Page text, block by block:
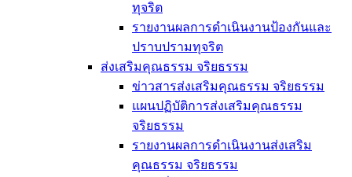
ทุจริต
รายงานผลการดำเนินงานป้องกันและ
ปราบปรามทุจริต
ส่งเสริมคุณธรรม จริยธรรม
ข่าวสารส่งเสริมคุณธรรม จริยธรรม
แผนปฏิบัติการส่งเสริมคุณธรรม
จริยธรรม
รายงานผลการดำเนินงานส่งเสริม
คุณธรรม จริยธรรม